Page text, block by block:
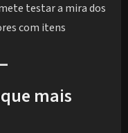
testar a mira dos
com itens
mais